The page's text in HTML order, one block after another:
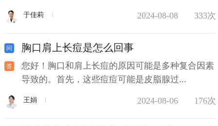
于佳莉 2024-08-08 333次
胸口肩上长痘是怎么回事
您好！胸口和肩上长痘的原因可能是多种复合因素
导致的。首先，这些痘痘可能是皮脂腺过...
王娟 2024-08-06 176次